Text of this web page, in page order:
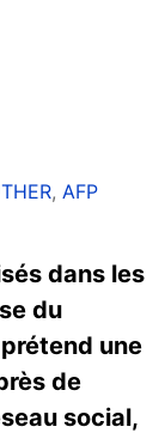
, AFP
dans les
du
une
de
social,